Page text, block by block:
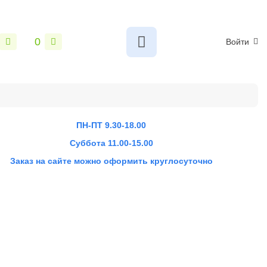
0 Войти
ПН-ПТ 9.30-18.00
Суббота 11.00-15.00
Заказ на сайте можно оформить круглосуточно